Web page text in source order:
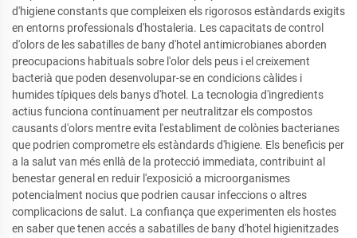
d'higiene constants que compleixen els rigorosos estàndards exigits
en entorns professionals d'hostaleria. Les capacitats de control
d'olors de les sabatilles de bany d'hotel antimicrobianes aborden
preocupacions habituals sobre l'olor dels peus i el creixement
bacterià que poden desenvolupar-se en condicions càlides i
humides típiques dels banys d'hotel. La tecnologia d'ingredients
actius funciona contínuament per neutralitzar els compostos
causants d'olors mentre evita l'establiment de colònies bacterianes
que podrien comprometre els estàndards d'higiene. Els beneficis per
a la salut van més enllà de la protecció immediata, contribuint al
benestar general en reduir l'exposició a microorganismes
potencialment nocius que podrien causar infeccions o altres
complicacions de salut. La confiança que experimenten els hostes
en saber que tenen accés a sabatilles de bany d'hotel higienitzades